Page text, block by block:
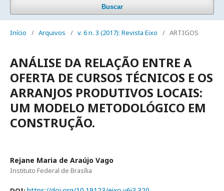
Buscar
Início / Arquivos / v. 6 n. 3 (2017): Revista Eixo / ARTIGOS
ANÁLISE DA RELAÇÃO ENTRE A
OFERTA DE CURSOS TÉCNICOS E OS
ARRANJOS PRODUTIVOS LOCAIS:
UM MODELO METODOLÓGICO EM
CONSTRUÇÃO.
Rejane Maria de Araújo Vago
Instituto Federal de Brasília